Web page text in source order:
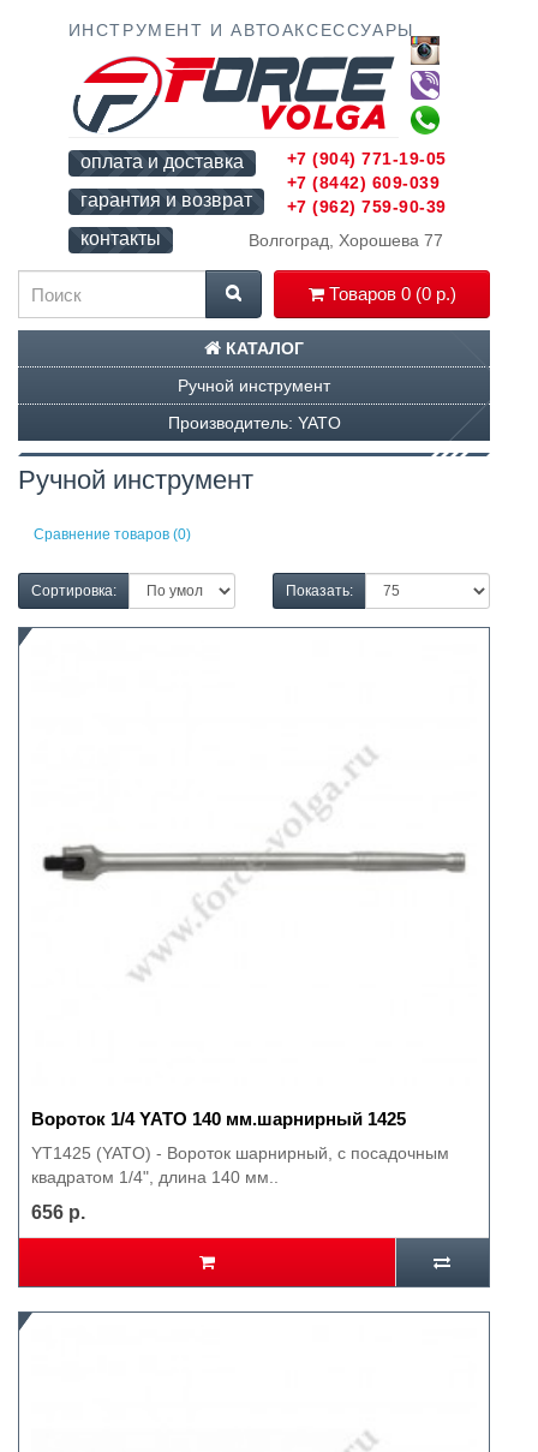
ИНСТРУМЕНТ И АВТОАКСЕССУАРЫ
оплата и доставка
гарантия и возврат
контакты
Волгоград, Хорошева 77
Товаров 0 (0 р.)
+7 (904) 771-19-05
+7 (8442) 609-039
+7 (962) 759-90-39
КАТАЛОГ
Ручной инструмент
Производитель: YATO
Ручной инструмент
Сравнение товаров (0)
Сортировка: Показать:
Вороток 1/4 YATO 140 мм.шарнирный 1425
YT1425 (YATO) - Вороток шарнирный, с посадочным
квадратом 1/4", длина 140 мм..
656 р.